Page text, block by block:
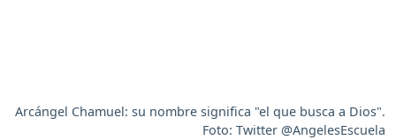
Arcángel Chamuel: su nombre significa "el que busca a Dios".
Foto: Twitter @AngelesEscuela